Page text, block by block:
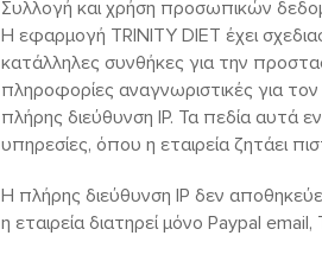
Συλλογή και χρήση προσωπικών
Η εφαρμογή TRINITY DIET έχει
κατάλληλες συνθήκες για την
πληροφορίες αναγνωριστικές για
πλήρης διεύθυνση IP. Τα πεδία αυτά
υπηρεσίες, όπου η εταιρεία ζητάει
Η πλήρης διεύθυνση IP δεν
η εταιρεία διατηρεί μόνο Paypal